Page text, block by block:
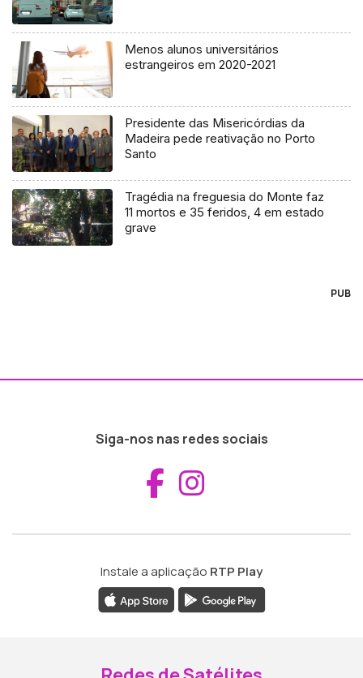
Menos alunos universitários
estrangeiros em 2020-2021
Presidente das Misericórdias da
Madeira pede reativação no Porto
Santo
Tragédia na freguesia do Monte faz
11 mortos e 35 feridos, 4 em estado
grave
PUB
Siga-nos nas redes sociais
Aceder ao
Instale a aplicação RTP Play